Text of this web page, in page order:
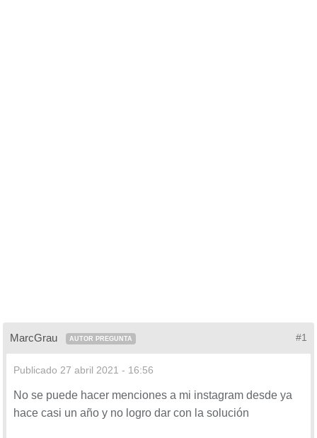
MarcGrau AUTOR PREGUNTA #1
Publicado 27 abril 2021 - 16:56
No se puede hacer menciones a mi instagram desde ya
hace casi un año y no logro dar con la solución